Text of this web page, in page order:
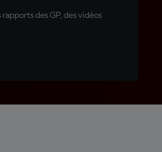
des GP, des vidéos